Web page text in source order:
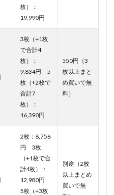
枚）：
19,990円
3枚（+1枚
で合計4
枚）：
9,834円 5
枚（+2枚で
合計7
枚）：
16,390円
550円（3
枚以上まと
め買いで無
料）
2枚：8,756
円 3枚
（+1枚で合
計4枚）：
12,980円
5枚（+3枚
別途（2枚
以上まとめ
買いで無